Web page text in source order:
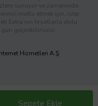
Sepete Ekle
sunuyor ve zamanında
mutlu etmek için, ister
Extra’nın fırsatlarla dolu
geçirebilirsiniz.
Hizmetleri A.Ş